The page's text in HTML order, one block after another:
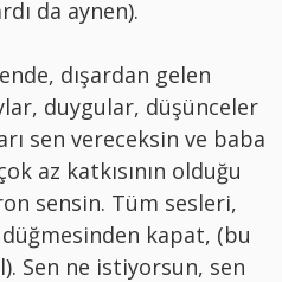
da aynen).
dışardan gelen
duygular, düşünceler
sen vereceksin ve baba
az katkısının olduğu
sensin. Tüm sesleri,
kapat, (bu
Sen ne istiyorsun, sen